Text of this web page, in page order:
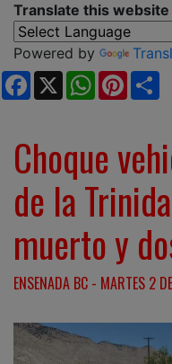
Translate this
Powered by
Facebook
X WhatsApp
Choque
de la
muerto y
ENSENADA BC - MARTES 2